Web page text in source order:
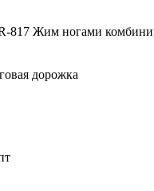
817 Жим ногами
дорожка